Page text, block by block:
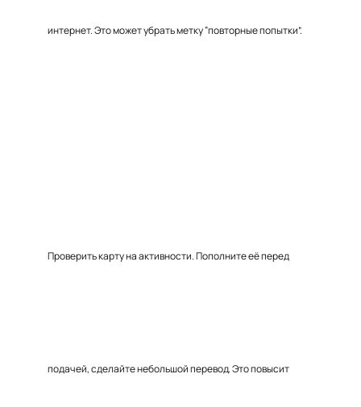
интернет. Это может убрать метку “повторные попытки”.
Проверить карту на активности. Пополните её перед
подачей, сделайте небольшой перевод. Это повысит